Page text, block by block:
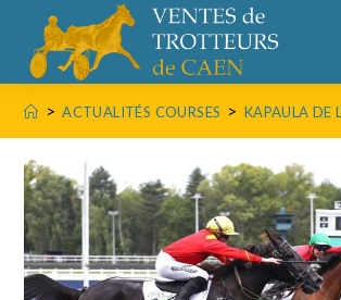
> ACTUALITÉS COURSES > KAPAULA DE